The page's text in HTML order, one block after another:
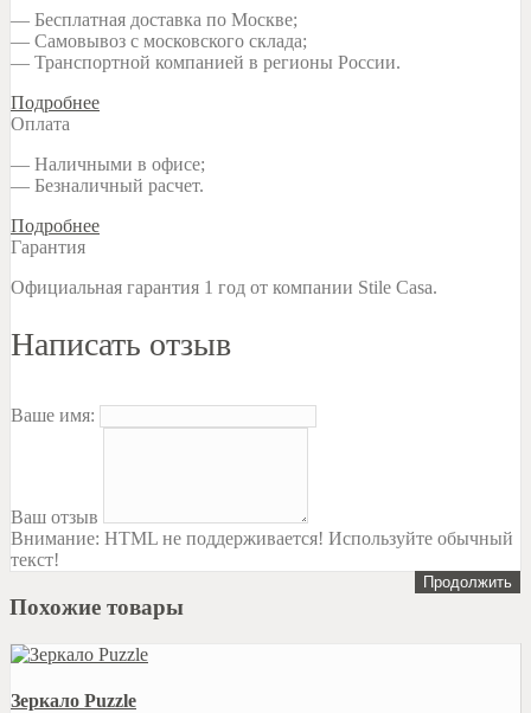
— Бесплатная доставка по Москве;
— Самовывоз с московского склада;
— Транспортной компанией в регионы России.
Подробнее
Оплата
— Наличными в офисе;
— Безналичный расчет.
Подробнее
Гарантия
Официальная гарантия 1 год от компании Stile Casa.
Написать отзыв
Ваше имя:
Ваш отзыв
Внимание: HTML не поддерживается! Используйте обычный
текст!
Продолжить
Похожие товары
Зеркало Puzzle